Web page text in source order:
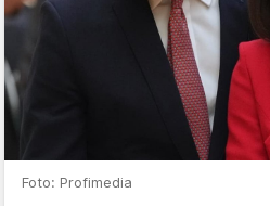
Foto: Profimedia